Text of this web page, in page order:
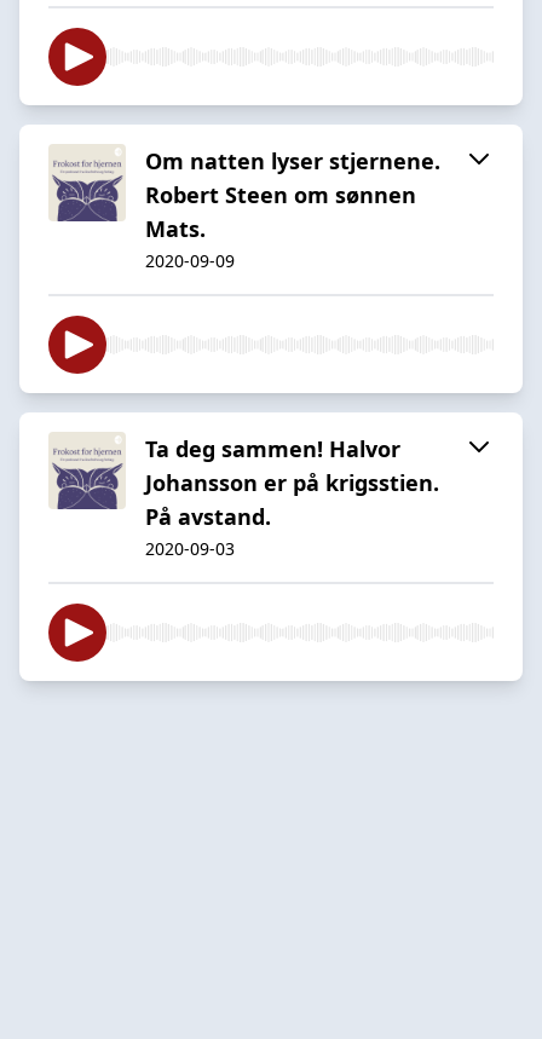
Om natten lyser stjernene.
Robert Steen om sønnen
Mats.
2020-09-09
Ta deg sammen! Halvor
Johansson er på krigsstien.
På avstand.
2020-09-03